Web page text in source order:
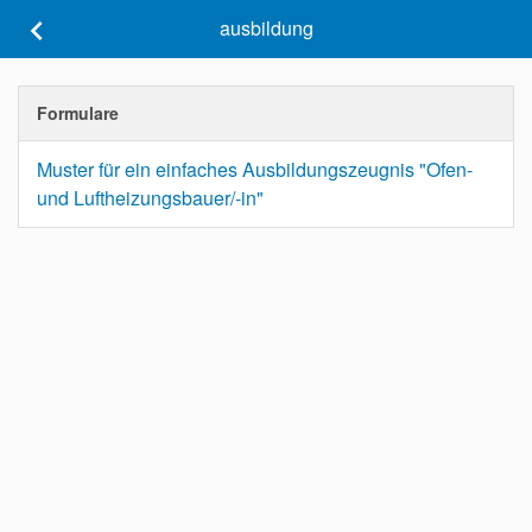
keyboard_arrow_left ausbildung
Formulare
Muster für ein einfaches Ausbildungszeugnis "Ofen-
und Luftheizungsbauer/-in"